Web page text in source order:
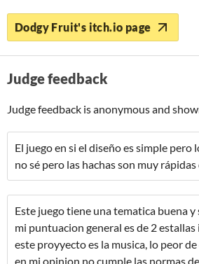
Dodgy Fruit's itch.io page
Judge feedback
Judge feedback is anonymous and
El juego en si el diseño es simple pero
no sé pero las hachas son muy rápidas
Este juego tiene una tematica buena y
mi puntuacion general es de 2
este proyyecto es la musica, lo peor
en mi opinion no cumple las normas